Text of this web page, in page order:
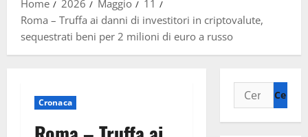
Home
2026 Maggio
11
Roma – Truffa ai danni di investitori in criptovalute,
sequestrati beni per 2 milioni di euro a russo
Cronaca
Ricerca
per: